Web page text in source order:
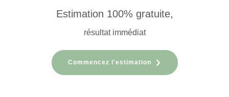
Estimation 100% gratuite,
résultat immédiat
Commencez l'estimation